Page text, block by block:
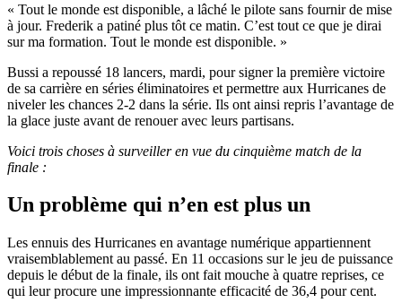
« Tout le monde est disponible, a lâché le pilote sans fournir de mise
à jour. Frederik a patiné plus tôt ce matin. C’est tout ce que je dirai
sur ma formation. Tout le monde est disponible. »
Bussi a repoussé 18 lancers, mardi, pour signer la première victoire
de sa carrière en séries éliminatoires et permettre aux Hurricanes de
niveler les chances 2-2 dans la série. Ils ont ainsi repris l’avantage de
la glace juste avant de renouer avec leurs partisans.
Voici trois choses à surveiller en vue du cinquième match de la
finale :
Un problème qui n’en est plus un
Les ennuis des Hurricanes en avantage numérique appartiennent
vraisemblablement au passé. En 11 occasions sur le jeu de puissance
depuis le début de la finale, ils ont fait mouche à quatre reprises, ce
qui leur procure une impressionnante efficacité de 36,4 pour cent.